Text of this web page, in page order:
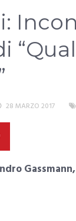
28 MARZO 2017